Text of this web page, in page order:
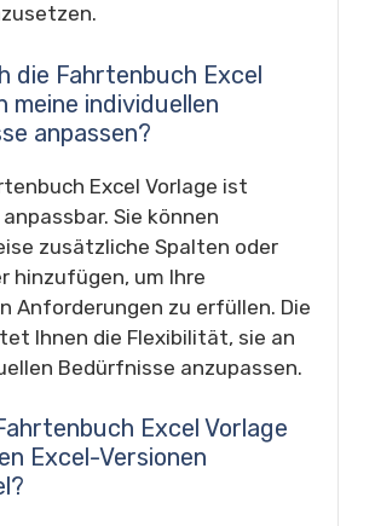
die Fahrtenbuch Excel
meine individuellen
anpassen?
Excel Vorlage ist
Sie können
zusätzliche Spalten oder
hinzufügen, um Ihre
Anforderungen zu erfüllen. Die
Ihnen die Flexibilität, sie an
Bedürfnisse anzupassen.
Excel Vorlage
Excel-Versionen